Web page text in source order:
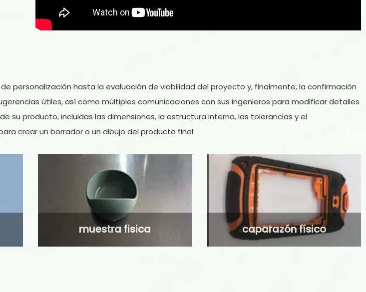
personalización hasta la evaluación de viabilidad del proyecto y, finalmente, la confirmación
útiles, así como múltiples comunicaciones con sus ingenieros para modificar detalles
su producto, incluidas las dimensiones, la estructura interna, las tolerancias y el
crear un borrador o un dibujo del producto final:
muestra fisica caparazón físico